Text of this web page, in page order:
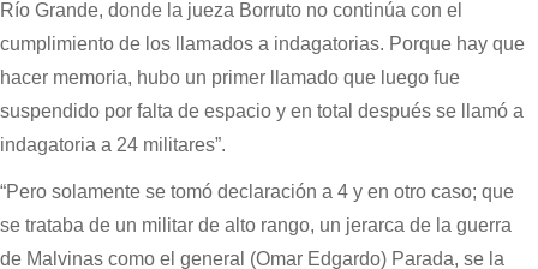
Río Grande, donde la jueza Borruto no continúa con el
cumplimiento de los llamados a indagatorias. Porque hay que
hacer memoria, hubo un primer llamado que luego fue
suspendido por falta de espacio y en total después se llamó a
indagatoria a 24 militares”.
“Pero solamente se tomó declaración a 4 y en otro caso; que
se trataba de un militar de alto rango, un jerarca de la guerra
de Malvinas como el general (Omar Edgardo) Parada, se la